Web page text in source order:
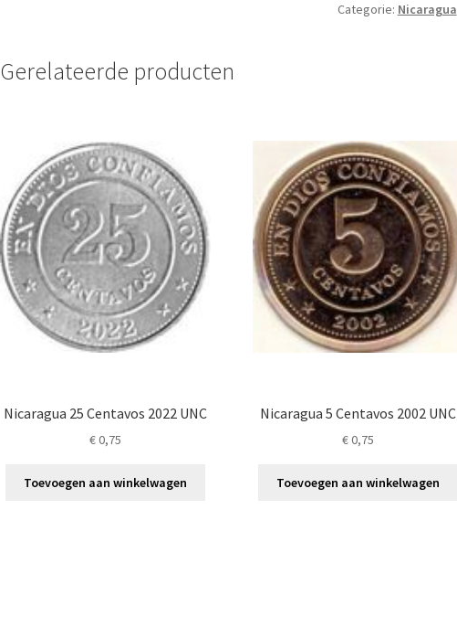
aantal
Categorie: Nicaragua
Gerelateerde producten
Nicaragua 25 Centavos 2022 UNC
€0,75
Toevoegen aan winkelwagen
Nicaragua 5 Centavos 2002 UNC
€0,75
Toevoegen aan winkelwagen